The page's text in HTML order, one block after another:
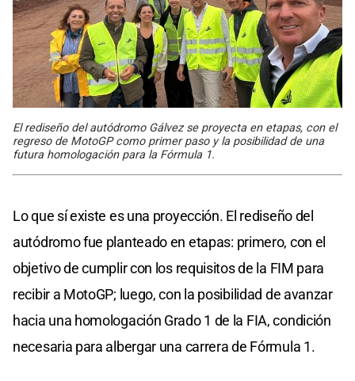
El rediseño del autódromo Gálvez se proyecta en etapas, con el
regreso de MotoGP como primer paso y la posibilidad de una
futura homologación para la Fórmula 1.
Lo que sí existe es una proyección. El rediseño del
autódromo fue planteado en etapas: primero, con el
objetivo de cumplir con los requisitos de la FIM para
recibir a MotoGP; luego, con la posibilidad de avanzar
hacia una homologación Grado 1 de la FIA, condición
necesaria para albergar una carrera de Fórmula 1.